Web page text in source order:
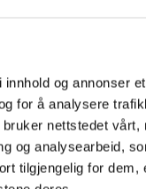
og annonser
for å analysere
nettstedet vårt,
og analysearbeid,
tilgjengelig for dem,
eller rådgivning sørger
nedenfor ut fra ditt